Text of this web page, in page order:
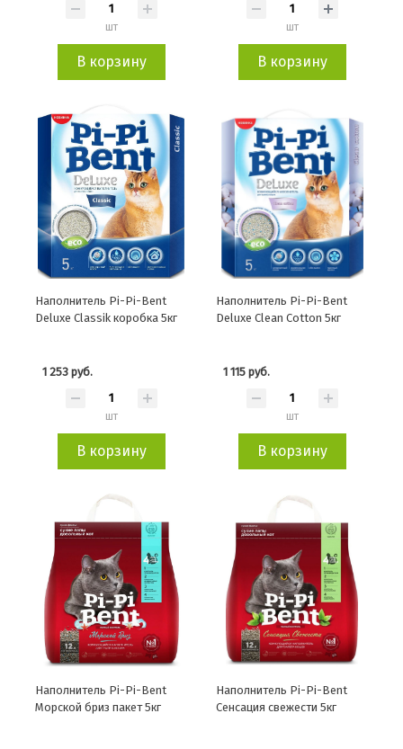
шт
В корзину
шт
В корзину
Наполнитель Pi-Pi-Bent
Deluxe Classik коробка 5кг
1 253 руб.
шт
В корзину
Наполнитель Pi-Pi-Bent
Deluxe Clean Сotton 5кг
1 115 руб.
шт
В корзину
Наполнитель Pi-Pi-Bent
Морской бриз пакет 5кг
Наполнитель Pi-Pi-Bent
Сенсация свежести 5кг